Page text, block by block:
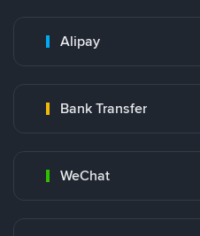
Alipay
Bank Transfer
WeChat